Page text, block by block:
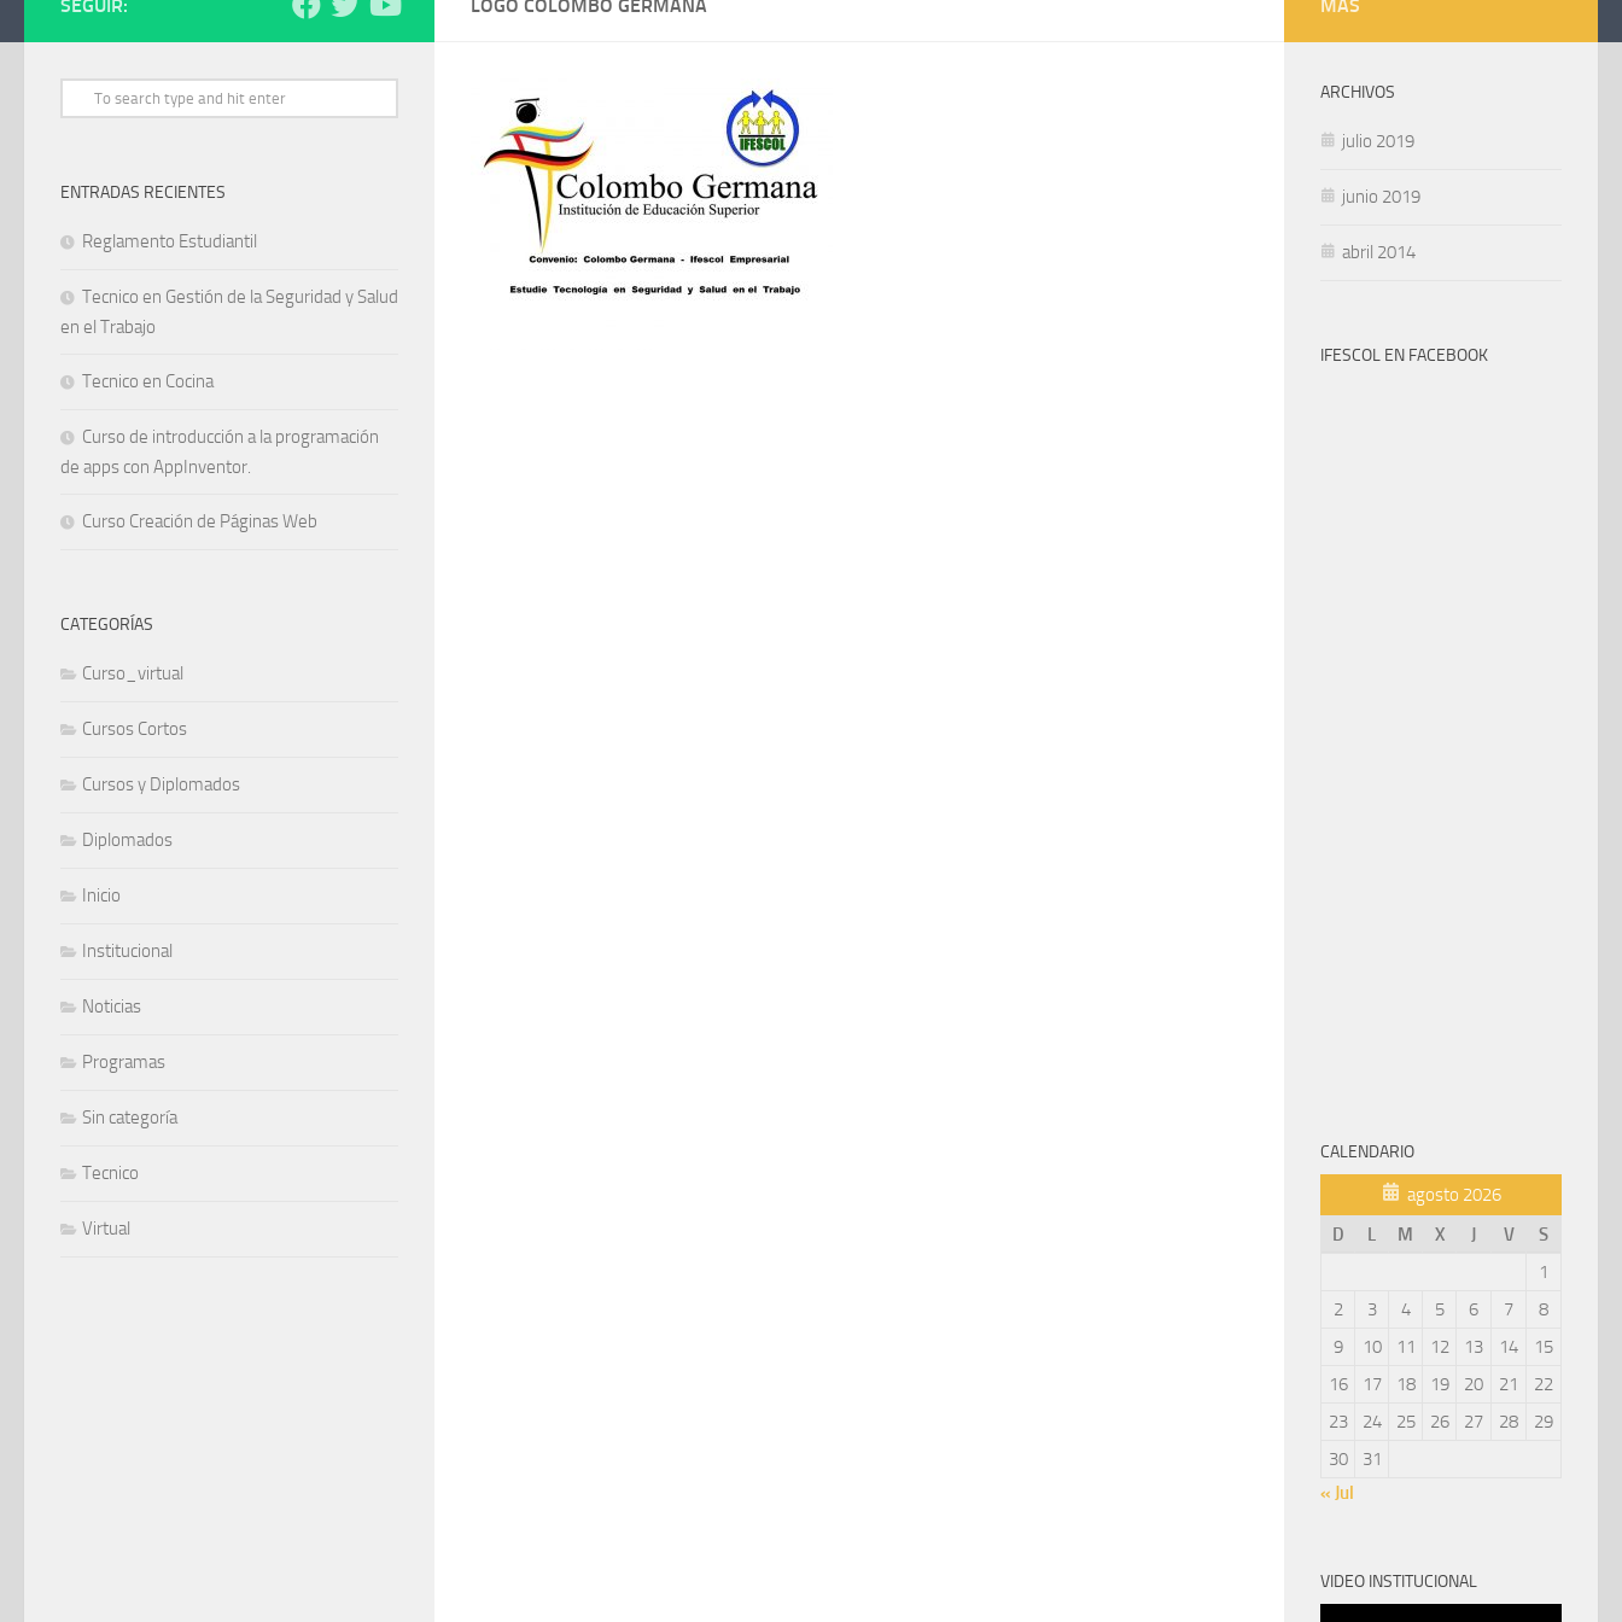
LOGO COLOMBO GERMANA
SEGUIR:
ENTRADAS RECIENTES
Reglamento Estudiantil
Tecnico en Gestión de la Seguridad y Salud
en el Trabajo
Tecnico en Cocina
Curso de introducción a la programación
de apps con AppInventor.
Curso Creación de Páginas Web
CATEGORÍAS
Curso_virtual
Cursos Cortos
Cursos y Diplomados
Diplomados
Inicio
Institucional
Noticias
Programas
Sin categoría
Tecnico
Virtual
MÁS
ARCHIVOS
julio 2019
junio 2019
abril 2014
IFESCOL EN FACEBOOK
CALENDARIO
agosto 2026
D
L M X J V
S
1
2
3 4 5 6 7
8
9
10 11 12 13 14
15
16
17 18 19 20 21
22
23
24 25 26 27 28
29
30
31
« Jul
VIDEO INSTITUCIONAL